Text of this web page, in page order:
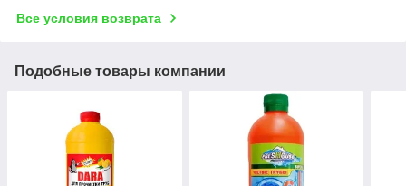
Все условия возврата
Подобные товары компании